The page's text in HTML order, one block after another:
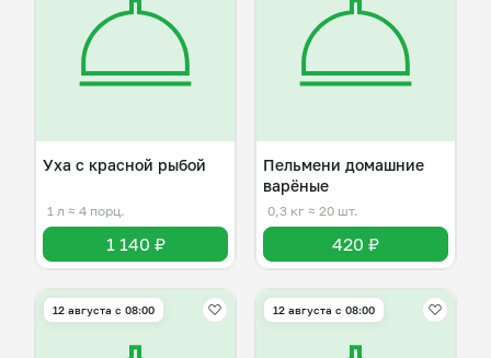
Уха с красной рыбой
1 л ≈ 4 порц.
1 140 ₽
Пельмени домашние
варёные
0,3 кг ≈ 20 шт.
420 ₽
12 августа с 08:00 12 августа с 08:00